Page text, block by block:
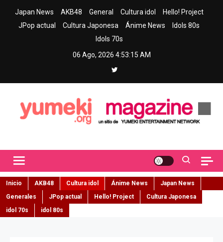
Japan News AKB48 General Cultura idol
Hello! Project
JPop actual
Cultura Japonesa Ánime News
Idols 80s
Idols 70s
06 Ago, 2026 4:53:17 AM
Inicio AKB48 Cultura idol Ánime News
Japan News
Generales
JPop actual Hello! Project
Cultura Japonesa
idol 70s
idol 80s